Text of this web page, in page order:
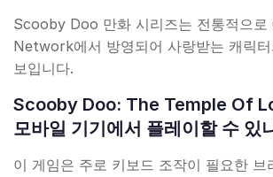
Scooby Doo 만화 시리즈는 전통적으
Network에서 방영되어 사랑받는 캐릭
보입니다.
Scooby Doo: The Temple Of
모바일 기기에서 플레이할 수 있
이 게임은 주로 키보드 조작이 필요한 브